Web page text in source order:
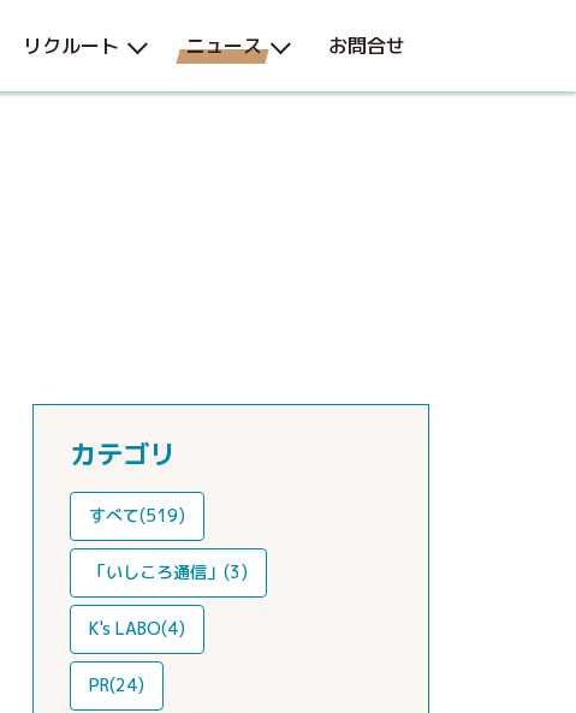
リクルート ニュース お問合せ
カテゴリ
すべて(519)
「いしころ通信」(3)
K's LABO(4)
PR(24)